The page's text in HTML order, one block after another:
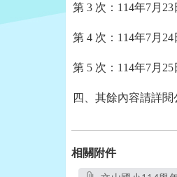
第 3 次： 114年7月23
第 4 次： 114年7月24
第 5 次： 114年7月25
四、其餘內容請詳閱
相關附件